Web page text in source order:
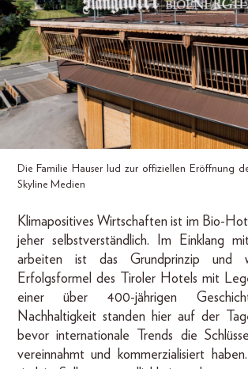
Die Familie Hauser lud zur offiziellen Eröffnung
Skyline Medien
Klimapositives Wirtschaften ist im Bio-
jeher selbstverständlich. Im Einklang
arbeiten ist das Grundprinzip und
Erfolgsformel des Tiroler Hotels mit
einer über 400-jährigen
Nachhaltigkeit standen hier auf der
bevor internationale Trends die
vereinnahmt und kommerzialisiert